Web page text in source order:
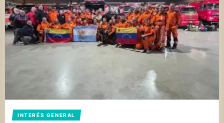
INTERÉS GENERAL